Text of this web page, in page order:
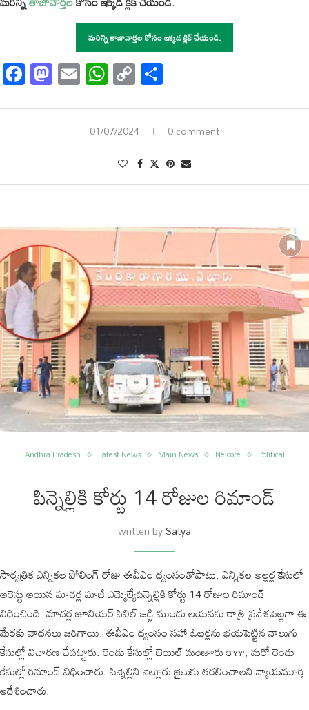
మరిన్ని తాజావార్తల కోసం ఇక్కడ క్లిక్ చేయండి.
Facebook
Mastodon
EmailWhatsApp
Copy
Link
01/07/2024 0 comment
Andhra Pradesh Latest News Main News Neloore Political
పిన్నెల్లికి కోర్టు 14 రోజుల రిమాండ్
written bySatya
సార్వత్రిక ఎన్నికల పోలింగ్‌ రోజు ఈవీఎం ధ్వంసంతోపాటు, ఎన్నికల అల్లర్ల కేసులో
అరెస్టు అయిన మాచర్ల మాజీ ఎమ్మెల్యేపిన్నెల్లికి కోర్టు 14 రోజుల రిమాండ్
విధించింది. మాచర్ల జూనియర్‌ సివిల్‌ జడ్జి ముందు ఆయనను రాత్రి ప్రవేశపెట్టగా ఈ
మేరకు వాదనలు జరిగాయి. ఈవీఎం ధ్వంసం సహా ఓటర్లను భయపెట్టిన నాలుగు
కేసుల్లో విచారణ చేపట్టారు. రెండు కేసుల్లో బెయిల్‌ మంజూరు కాగా, మరో రెండు
కేసుల్లో రిమాండ్‌ విధించారు. పిన్నెల్లిని నెల్లూరు జైలుకు తరలించాలని న్యాయమూర్తి
ఆదేశించారు.